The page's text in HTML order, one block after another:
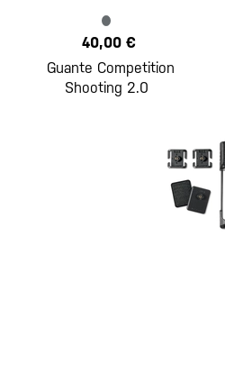
40,00 €
Guante Competition
Shooting 2.0